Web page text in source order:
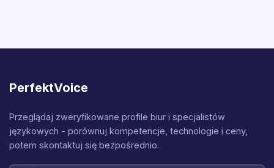
PerfektVoice
Przeglądaj zweryfikowane profile biur i specjalistów
językowych - porównuj kompetencje, technologie i ceny,
potem skontaktuj się bezpośrednio.